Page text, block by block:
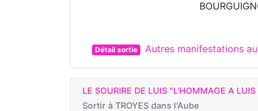
Détail sortie Autres manifestations
LE SOURIRE DE LUIS "L'HOMMAGE A
Sortir à TROYES dans l'Aube